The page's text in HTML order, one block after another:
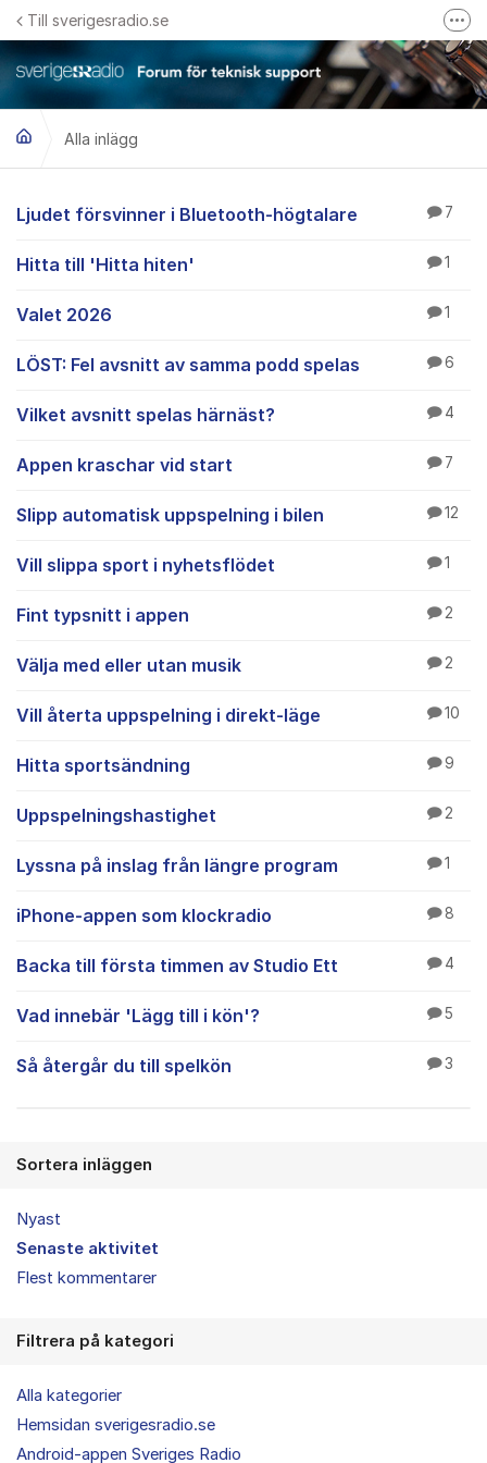
Hoppa till innehåll
Till sverigesradio.se
Frågor & svar om Sveriges Radio
Felanmäl problem med radiomottagning hos Teracom
Alla inlägg
Alla inlägg
Ljudet försvinner i Bluetooth-högtalare 7
Hitta till 'Hitta hiten' 1
Valet 2026 1
LÖST: Fel avsnitt av samma podd spelas 6
Vilket avsnitt spelas härnäst? 4
Appen kraschar vid start 7
Slipp automatisk uppspelning i bilen 12
Vill slippa sport i nyhetsflödet 1
Fint typsnitt i appen 2
Välja med eller utan musik 2
Vill återta uppspelning i direkt-läge 10
Hitta sportsändning 9
Uppspelningshastighet 2
Lyssna på inslag från längre program 1
iPhone-appen som klockradio 8
Backa till första timmen av Studio Ett 4
Vad innebär 'Lägg till i kön'? 5
Så återgår du till spelkön 3
Sortera inläggen
Nyast
Senaste aktivitet
Flest kommentarer
Filtrera på kategori
Alla kategorier
Hemsidan sverigesradio.se
Android-appen Sveriges Radio